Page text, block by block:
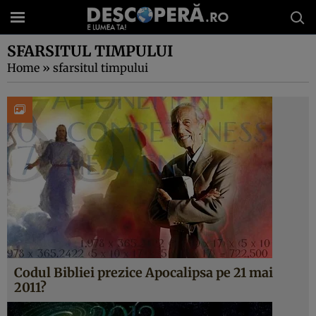
SFARSITUL TIMPULUI
Home » sfarsitul timpului
Codul Bibliei prezice Apocalipsa pe 21 mai
2011?